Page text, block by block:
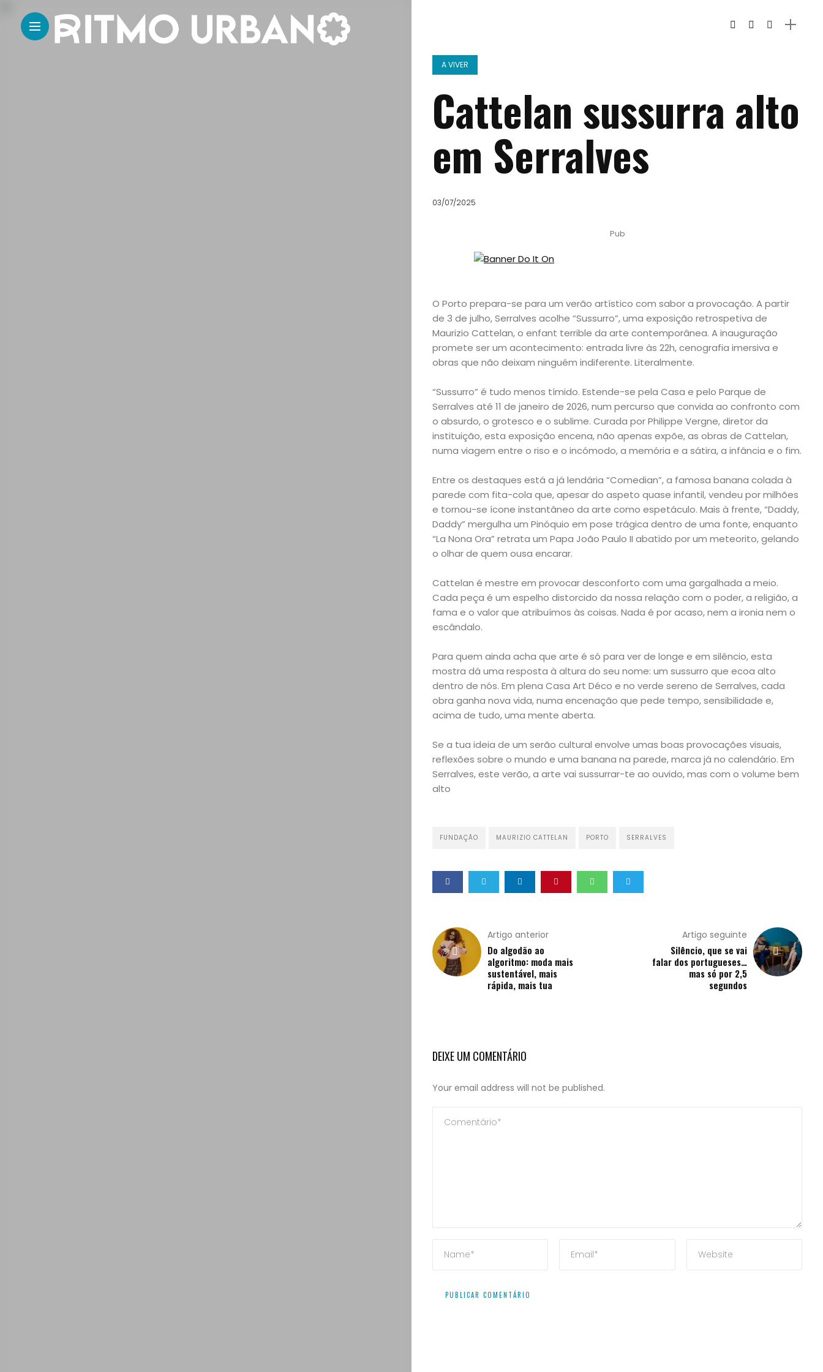
Tendências
Experiências
Pesquisar
A VIVER
Cattelan sussurra alto
em Serralves
03/07/2025
Pub
O Porto prepara-se para um verão artístico com sabor a provocação. A partir
de 3 de julho, Serralves acolhe “Sussurro”, uma exposição retrospetiva de
Maurizio Cattelan, o enfant terrible da arte contemporânea. A inauguração
promete ser um acontecimento: entrada livre às 22h, cenografia imersiva e
obras que não deixam ninguém indiferente. Literalmente.
“Sussurro” é tudo menos tímido. Estende-se pela Casa e pelo Parque de
Serralves até 11 de janeiro de 2026, num percurso que convida ao confronto com
o absurdo, o grotesco e o sublime. Curada por Philippe Vergne, diretor da
instituição, esta exposição encena, não apenas expõe, as obras de Cattelan,
numa viagem entre o riso e o incómodo, a memória e a sátira, a infância e o fim.
Entre os destaques está a já lendária “Comedian”, a famosa banana colada à
parede com fita-cola que, apesar do aspeto quase infantil, vendeu por milhões
e tornou-se ícone instantâneo da arte como espetáculo. Mais à frente, “Daddy,
Daddy” mergulha um Pinóquio em pose trágica dentro de uma fonte, enquanto
“La Nona Ora” retrata um Papa João Paulo II abatido por um meteorito, gelando
o olhar de quem ousa encarar.
Cattelan é mestre em provocar desconforto com uma gargalhada a meio.
Cada peça é um espelho distorcido da nossa relação com o poder, a religião, a
fama e o valor que atribuímos às coisas. Nada é por acaso, nem a ironia nem o
escândalo.
Para quem ainda acha que arte é só para ver de longe e em silêncio, esta
mostra dá uma resposta à altura do seu nome: um sussurro que ecoa alto
dentro de nós. Em plena Casa Art Déco e no verde sereno de Serralves, cada
obra ganha nova vida, numa encenação que pede tempo, sensibilidade e,
acima de tudo, uma mente aberta.
Se a tua ideia de um serão cultural envolve umas boas provocações visuais,
reflexões sobre o mundo e uma banana na parede, marca já no calendário. Em
Serralves, este verão, a arte vai sussurrar-te ao ouvido, mas com o volume bem
alto
FUNDAÇÃO MAURIZIO CATTELAN PORTO SERRALVES
Artigo anterior
Do algodão ao
algoritmo: moda mais
sustentável, mais
rápida, mais tua
Artigo seguinte
Silêncio, que se vai
falar dos portugueses…
mas só por 2,5
segundos
DEIXE UM COMENTÁRIO
Your email address will not be published.